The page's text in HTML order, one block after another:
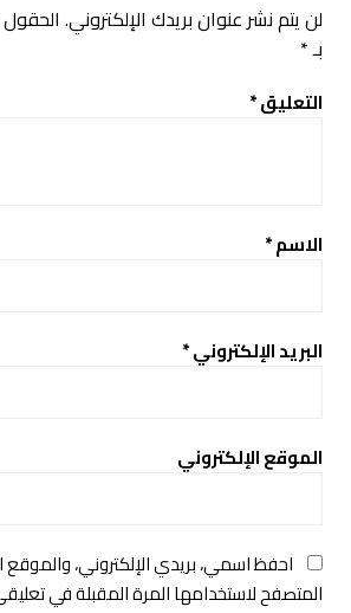
لن يتم نشر عنوان بريدك الإلكتروني. الحقول
بـ*
التعليق*
الاسم*
البريد الإلكتروني*
الموقع الإلكتروني
احفظ اسمي، بريدي الإلكتروني، والموقع
المتصفح لاستخدامها المرة المقبلة في